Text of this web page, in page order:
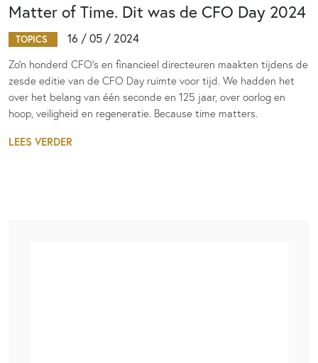
Matter of Time. Dit was de CFO Day 2024
TOPICS 16 / 05 / 2024
Zo’n honderd CFO’s en financieel directeuren maakten tijdens de
zesde editie van de CFO Day ruimte voor tijd. We hadden het
over het belang van één seconde en 125 jaar, over oorlog en
hoop, veiligheid en regeneratie. Because time matters.
LEES VERDER